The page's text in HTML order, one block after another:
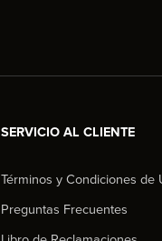
SERVICIO AL CLIENTE
Términos y Condiciones de
Preguntas Frecuentes